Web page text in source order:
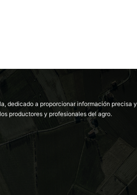
dedicado a proporcionar información precisa y
productores y profesionales del agro.